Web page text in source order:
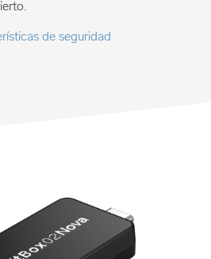
de seguridad